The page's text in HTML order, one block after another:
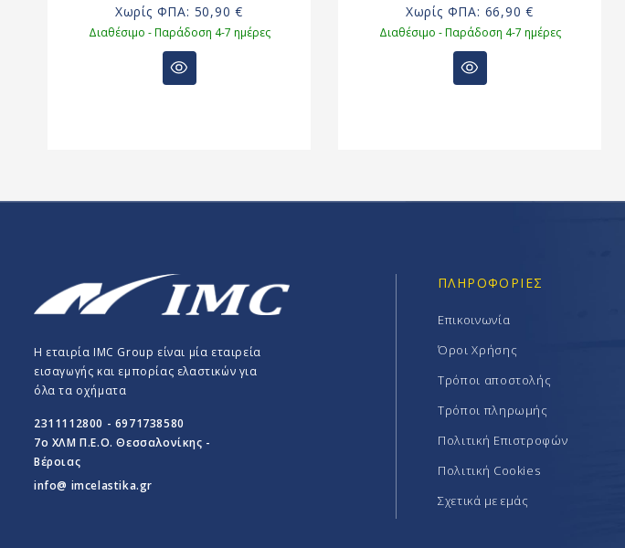
Χωρίς ΦΠΑ: 50,90 €
Διαθέσιμο - Παράδοση 4-7 ημέρες
Χωρίς ΦΠΑ: 66,90 €
Διαθέσιμο - Παράδοση 4-7 ημέρες
Η εταιρία IMC Group είναι μία εταιρεία
εισαγωγής και εμπορίας ελαστικών για
όλα τα οχήματα
2311112800 - 6971738580
7o ΧΛΜ Π.E.O. Θεσσαλονίκης -
Βέροιας
info@ imcelastika.gr
ΠΛΗΡΟΦΟΡΊΕΣ
Επικοινωνία
Όροι Χρήσης
Τρόποι αποστολής
Τρόποι πληρωμής
Πολιτική Επιστροφών
Πολιτική Cookies
Σχετικά με εμάς